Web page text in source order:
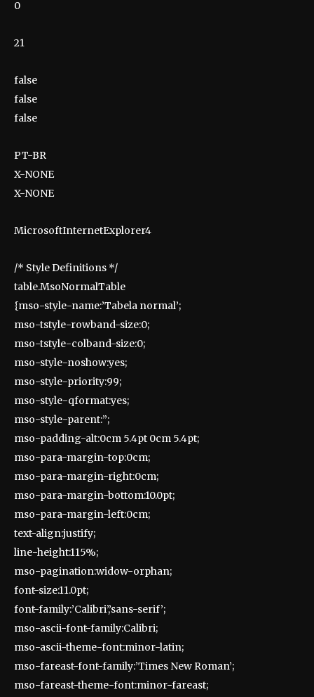
0
21
false
false
false
PT-BR
X-NONE
X-NONE
MicrosoftInternetExplorer4
/* Style Definitions */
table.MsoNormalTable
{mso-style-name:’Tabela normal’;
mso-tstyle-rowband-size:0;
mso-tstyle-colband-size:0;
mso-style-noshow:yes;
mso-style-priority:99;
mso-style-qformat:yes;
mso-style-parent:”;
mso-padding-alt:0cm 5.4pt 0cm 5.4pt;
mso-para-margin-top:0cm;
mso-para-margin-right:0cm;
mso-para-margin-bottom:10.0pt;
mso-para-margin-left:0cm;
text-align:justify;
line-height:115%;
mso-pagination:widow-orphan;
font-size:11.0pt;
font-family:’Calibri’,’sans-serif’;
mso-ascii-font-family:Calibri;
mso-ascii-theme-font:minor-latin;
mso-fareast-font-family:’Times New Roman’;
mso-fareast-theme-font:minor-fareast;